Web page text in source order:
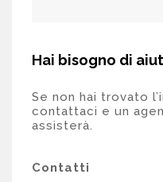
Hai bisogno di
Se non hai trovato
contattaci e un
assisterà.
Contatti